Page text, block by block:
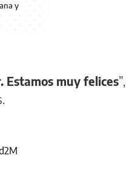
y
Estamos muy felices”,